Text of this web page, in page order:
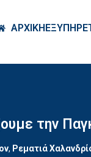
ΑΡΧΙΚΗ
την
, Ρεματιά